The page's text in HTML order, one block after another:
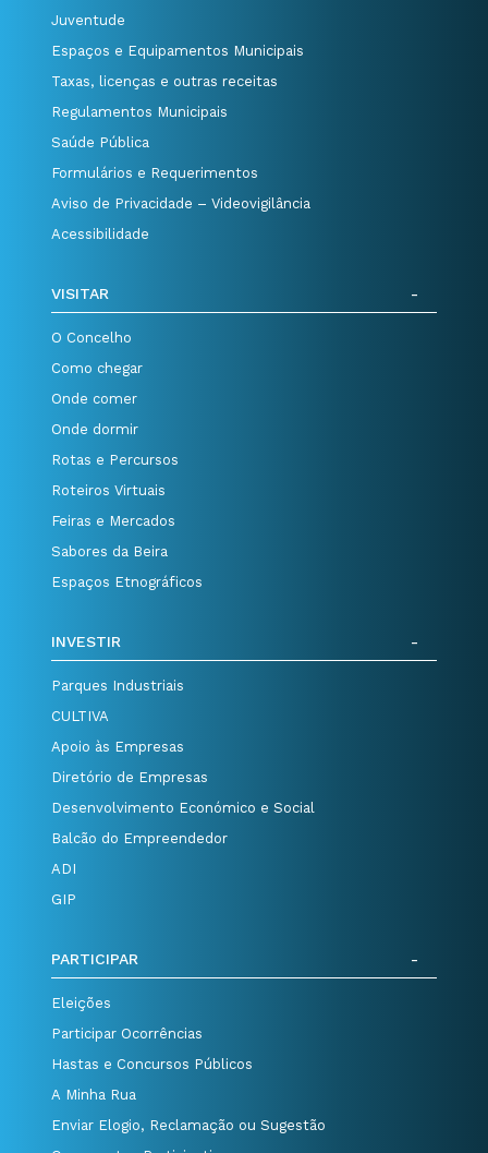
Juventude
Espaços e Equipamentos Municipais
Taxas, licenças e outras receitas
Regulamentos Municipais
Saúde Pública
Formulários e Requerimentos
Aviso de Privacidade – Videovigilância
Acessibilidade
VISITAR
O Concelho
Como chegar
Onde comer
Onde dormir
Rotas e Percursos
Roteiros Virtuais
Feiras e Mercados
Sabores da Beira
Espaços Etnográficos
INVESTIR
Parques Industriais
CULTIVA
Apoio às Empresas
Diretório de Empresas
Desenvolvimento Económico e Social
Balcão do Empreendedor
ADI
GIP
PARTICIPAR
Eleições
Participar Ocorrências
Hastas e Concursos Públicos
A Minha Rua
Enviar Elogio, Reclamação ou Sugestão